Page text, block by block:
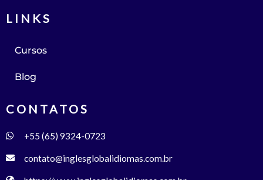
LINKS
Cursos
Blog
CONTATOS
+55 (65) 9324-0723
contato@inglesglobalidiomas.com.br